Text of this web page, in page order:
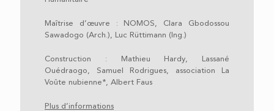
Maîtrise d’œuvre : NOMOS, Clara Gbodossou
Sawadogo (Arch.), Luc Rüttimann (Ing.)
Construction : Mathieu Hardy, Lassané
Ouédraogo, Samuel Rodrigues, association La
Voûte nubienne*, Albert Faus
Plus d’informations